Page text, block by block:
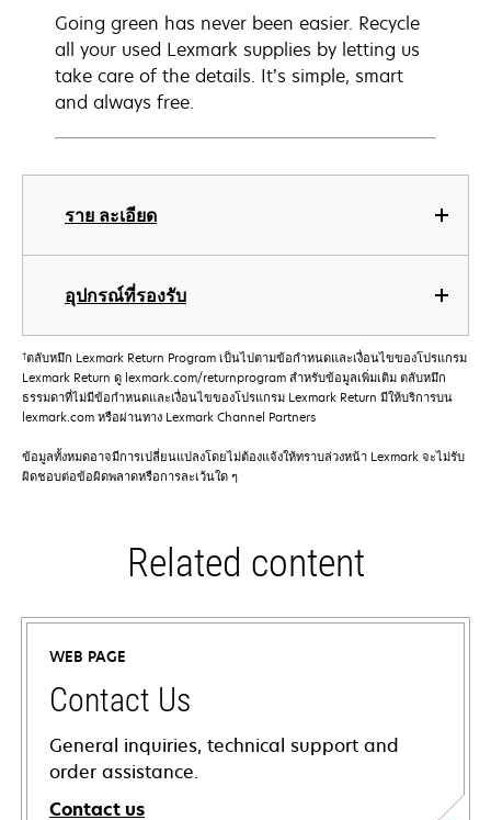
ราย ละเอียด
อุปกรณ์ที่รองรับ
Going green has never been easier. Recycle
all your used Lexmark supplies by letting us
take care of the details. It’s simple, smart
and always free.
†ตลับหมึก Lexmark Return Program เป็นไปตามข้อกําหนดและเงื่อนไขของโปรแกรม
Lexmark Return ดู lexmark.com/returnprogram สําหรับข้อมูลเพิ่มเติม ตลับหมึก
ธรรมดาที่ไม่มีข้อกําหนดและเงื่อนไขของโปรแกรม Lexmark Return มีให้บริการบน
lexmark.com หรือผ่านทาง Lexmark Channel Partners
ข้อมูลทั้งหมดอาจมีการเปลี่ยนแปลงโดยไม่ต้องแจ้งให้ทราบล่วงหน้า Lexmark จะไม่รับ
ผิดชอบต่อข้อผิดพลาดหรือการละเว้นใด ๆ
Related content
WEB PAGE
Contact Us
General inquiries, technical support and
order assistance.
Contact us